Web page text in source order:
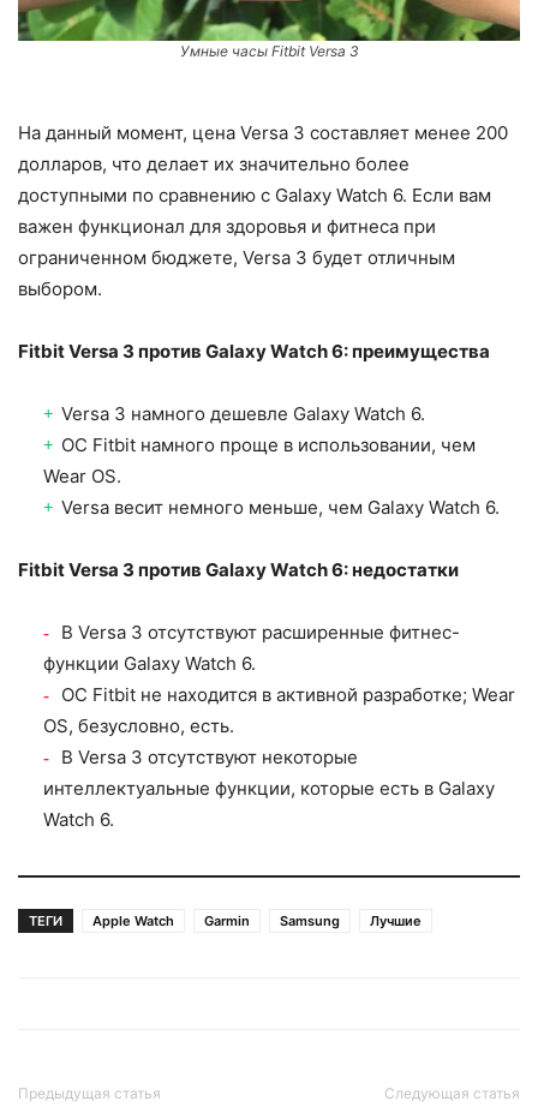
Умные часы Fitbit Versa 3
На данный момент, цена Versa 3 составляет менее 200
долларов, что делает их значительно более
доступными по сравнению с Galaxy Watch 6. Если вам
важен функционал для здоровья и фитнеса при
ограниченном бюджете, Versa 3 будет отличным
выбором.
Fitbit Versa 3 против Galaxy Watch 6: преимущества
Versa 3 намного дешевле Galaxy Watch 6.
ОС Fitbit намного проще в использовании, чем
Wear OS.
Versa весит немного меньше, чем Galaxy Watch 6.
Fitbit Versa 3 против Galaxy Watch 6: недостатки
В Versa 3 отсутствуют расширенные фитнес-
функции Galaxy Watch 6.
ОС Fitbit не находится в активной разработке; Wear
OS, безусловно, есть.
В Versa 3 отсутствуют некоторые
интеллектуальные функции, которые есть в Galaxy
Watch 6.
ТЕГИ Apple Watch Garmin Samsung Лучшие
Предыдущая статья Следующая статья